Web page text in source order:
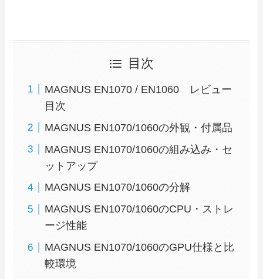
目次
MAGNUS EN1070 / EN1060 レビュー
目次
MAGNUS EN1070/1060の外観・付属品
MAGNUS EN1070/1060の組み込み・セ
ットアップ
MAGNUS EN1070/1060の分解
MAGNUS EN1070/1060のCPU・ストレ
ージ性能
MAGNUS EN1070/1060のGPU仕様と比
較環境